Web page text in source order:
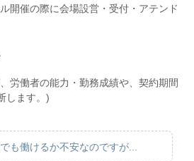
開催の際に会場設営・受付・アテンド
労働者の能力・勤務成績や、契約期間
します。)
も働けるか不安なのですが...